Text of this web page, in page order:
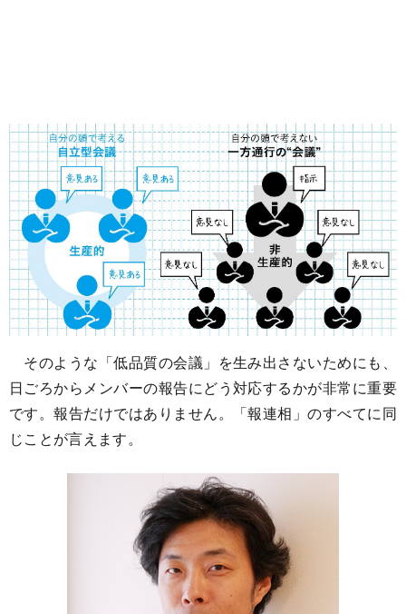
そのような「低品質の会議」を生み出さないためにも、
日ごろからメンバーの報告にどう対応するかが非常に重要
です。報告だけではありません。「報連相」のすべてに同
じことが言えます。